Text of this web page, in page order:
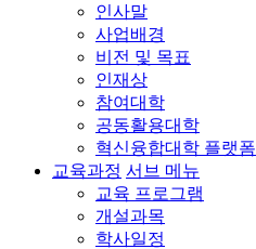
인사말
사업배경
비전 및 목표
인재상
참여대학
공동활용대학
혁신융합대학 플랫폼
교육과정 서브 메뉴
교육 프로그램
개설과목
학사일정